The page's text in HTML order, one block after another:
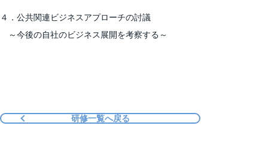
４．公共関連ビジネスアプローチの討議
～今後の自社のビジネス展開を考察する～
研修一覧へ戻る